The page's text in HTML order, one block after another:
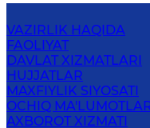
VAZIRLIK HAQIDA
FAOLIYAT
DAVLAT XIZMATLARI
HUJJATLAR
MAXFIYLIK SIYOSATI
OCHIQ
AXBOROT XIZMATI